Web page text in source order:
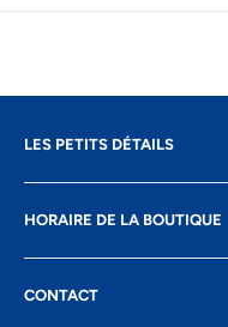
LES PETITS DÉTAILS
Contact
Livraison
Retours
Conditions d'utilisation
HORAIRE DE LA BOUTIQUE
CONTACT